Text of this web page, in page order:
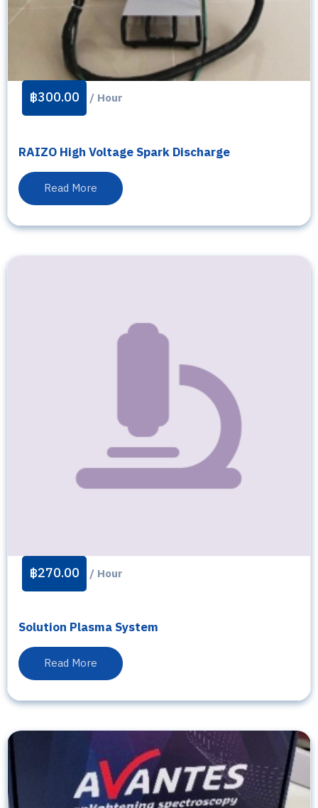
฿300.00 / Hour
RAIZO High Voltage Spark Discharge
Read More
฿270.00 / Hour
Solution Plasma System
Read More